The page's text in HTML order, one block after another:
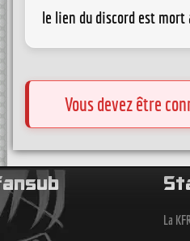
le lien du discord est
Vous devez être
La